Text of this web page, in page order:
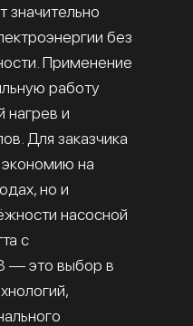
значительно
без
Применение
работу
нагрев и
Для заказчика
экономию на
но и
насосной
с
— это выбор в